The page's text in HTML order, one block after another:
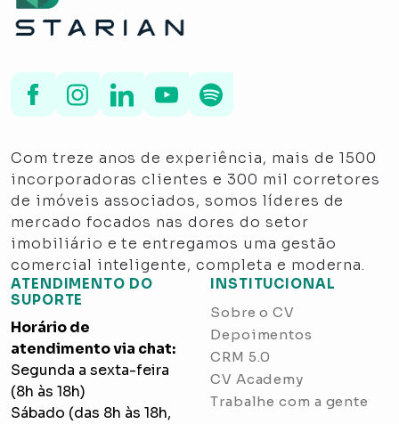
Com treze anos de experiência, mais de 1500
incorporadoras clientes e 300 mil corretores
de imóveis associados, somos líderes de
mercado focados nas dores do setor
imobiliário e te entregamos uma gestão
comercial inteligente, completa e moderna.
INSTITUCIONAL
Sobre o CV
Depoimentos
CRM 5.0
CV Academy
Trabalhe com a gente
ATENDIMENTO DO
SUPORTE
Horário de
atendimento via chat:
Segunda a sexta-feira
(8h às 18h)
Sábado (das 8h às 18h,